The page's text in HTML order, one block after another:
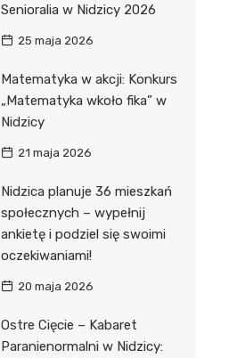
Senioralia w Nidzicy 2026
25 maja 2026
Matematyka w akcji: Konkurs
„Matematyka wkoło fika” w
Nidzicy
21 maja 2026
Nidzica planuje 36 mieszkań
społecznych – wypełnij
ankietę i podziel się swoimi
oczekiwaniami!
20 maja 2026
Ostre Cięcie – Kabaret
Paranienormalni w Nidzicy: